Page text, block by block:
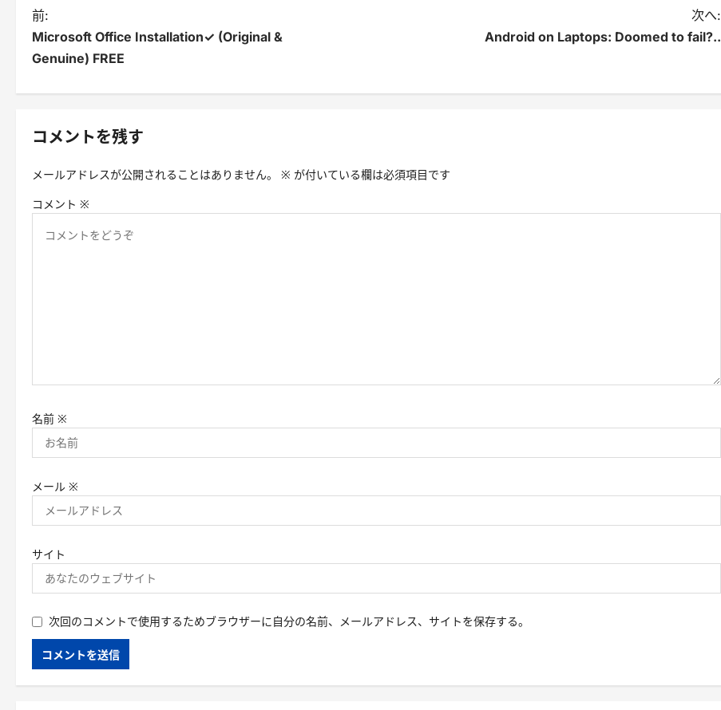
投
稿
ゲ
ョ
前:
Microsoft Office Installation✓ (Original &
Genuine) FREE
次へ:
Android on Laptops: Doomed to fail?..
コメントを残す
メールアドレスが公開されることはありません。 ※ が付いている欄は必須項目です
コメント ※
名前 ※
メール ※
サイト
次回のコメントで使用するためブラウザーに自分の名前、メールアドレス、サイトを保存する。